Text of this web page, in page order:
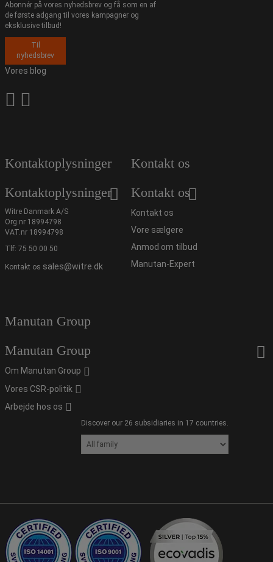
Abonnér på vores nyhedsbrev og få som en af
de første adgang til vores kampagner og
eksklusive tilbud!
Til
nyhedsbrev
Vores blog
Kontaktoplysninger
Kontaktoplysninger
Witre Danmark A/S
Org.nr 18994798
VAT.nr 18994798
Tlf: 75 50 00 50
Kontakt os sales@witre.dk
Kontakt os
Kontakt os
Kontakt os
Vore sælgere
Anmod om tilbud
Manutan-Expert
Manutan Group
Manutan Group
Om Manutan Group
Vores CSR-politik
Arbejde hos os
Discover our 26 subsidiaries in 17 countries.